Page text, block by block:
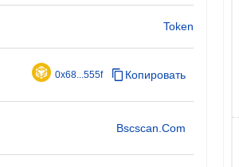
Token
0x68...555f Копировать
Bscscan.com